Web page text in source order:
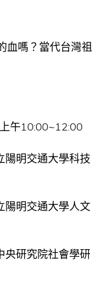
血嗎？當代台灣祖
午10:00~12:00
陽明交通大學科技
陽明交通大學人文
究院社會學研